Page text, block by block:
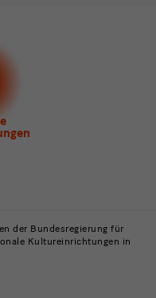
Volkskunst
der Bundesregierung für
Kultureinrichtungen in